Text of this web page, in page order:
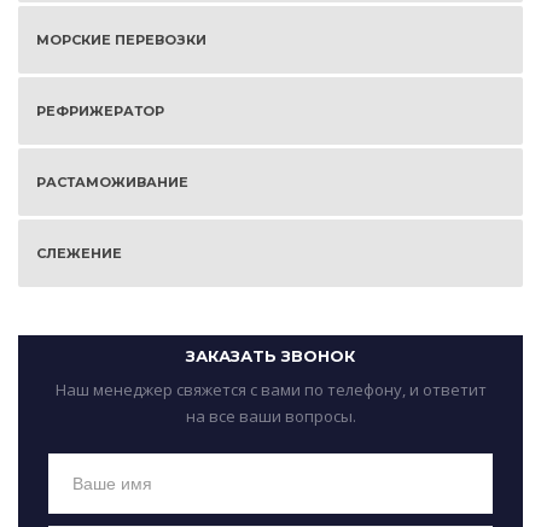
МОРСКИЕ ПЕРЕВОЗКИ
РЕФРИЖЕРАТОР
РАСТАМОЖИВАНИЕ
СЛЕЖЕНИЕ
ЗАКАЗАТЬ ЗВОНОК
Наш менеджер свяжется с вами по телефону, и ответит
на все ваши вопросы.